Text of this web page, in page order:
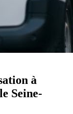
à
Seine-